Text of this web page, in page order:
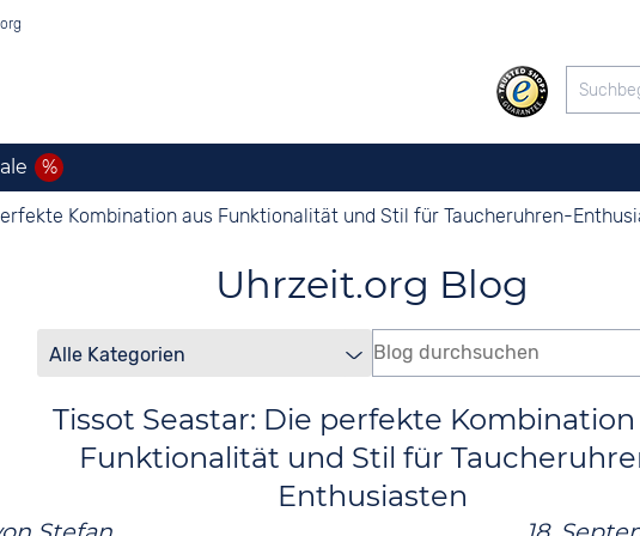
Kombination aus Funktionalität und Stil für Taucheruhren-
Uhrzeit.org Blog
Tissot Seastar: Die perfekte Kombination
Funktionalität und Stil für
Enthusiasten